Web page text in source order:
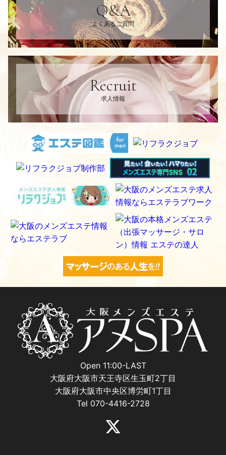
Q&A
よくあるご質問
Recruit
求人情報
Open 11:00-LAST
大阪府大阪市天王寺区生玉町2丁目
大阪府大阪市中央区博労町1丁目
Tel 070-4416-2728